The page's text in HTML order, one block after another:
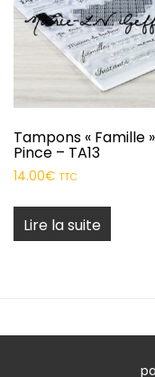
Tampons « Famille
Pince – TA13
14.00€ TTC
Lire la suite